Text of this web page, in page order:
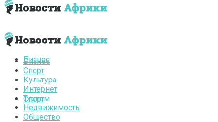
Бизнес
Спорт
Бизнес
Спорт
Культура
Интернет
Туризм
Недвижимость
Общество